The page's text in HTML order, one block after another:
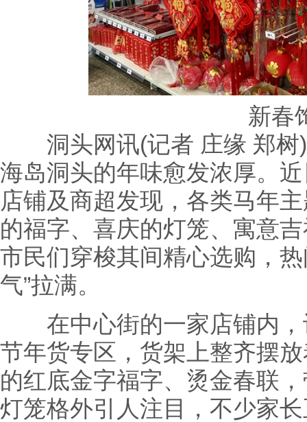
新春
洞头网讯(记者 庄缘 郑树)
海岛洞头的年味愈发浓厚。
店铺及商超发现，各类马年
的福字、喜庆的灯笼、寓意
市民们穿梭其间精心选购，
气”拉满。
在中心街的一家店铺内，
节年货专区，货架上整齐摆
的红底金字福字、烫金春联
灯笼格外引人注目，不少家